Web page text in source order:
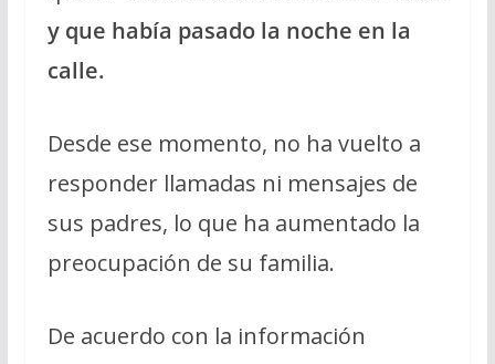
y que había pasado la noche en la
calle.
Desde ese momento, no ha vuelto a
responder llamadas ni mensajes de
sus padres, lo que ha aumentado la
preocupación de su familia.
De acuerdo con la información